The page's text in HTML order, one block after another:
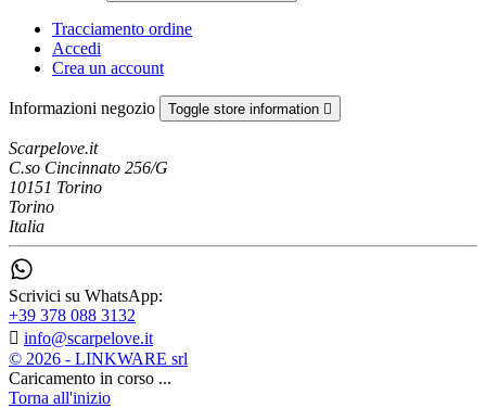
Tracciamento ordine
Accedi
Crea un account
Informazioni negozio Toggle store information 
Scarpelove.it
C.so Cincinnato 256/G
10151 Torino
Torino
Italia
Scrivici su WhatsApp:
+39 378 088 3132
 info@scarpelove.it
© 2026 - LINKWARE srl
Caricamento in corso ...
Torna all'inizio